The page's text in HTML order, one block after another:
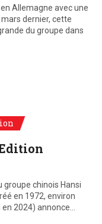
Allemagne avec une
dernier, cette
du groupe dans
chinois Hansi
en 1972, environ
2024) annonce…